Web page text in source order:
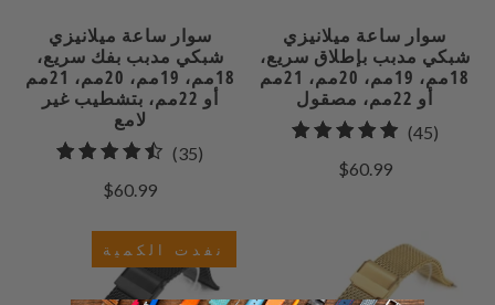
سوار ساعة ميلانيزي
شبكي مدبب بفك سريع،
18مم، 19مم، 20مم، 21مم
أو 22مم، بتشطيب غير
لامع
(35)
$60.99
سوار ساعة ميلانيزي
شبكي مدبب بإطلاق سريع،
18مم، 19مم، 20مم، 21مم
أو 22مم، مصقول
(45)45
$60.99
نفدت الكمية